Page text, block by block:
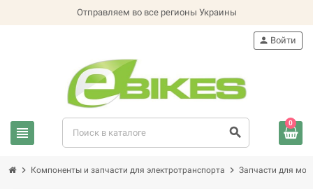
Отправляем во все регионы Украины
view_headline search
person Войти
0
chevron_right Компоненты и запчасти для электротранспорта chevron_right Запчасти для